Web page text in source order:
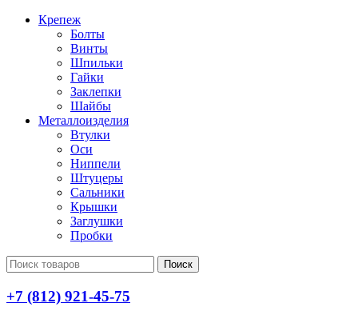
Крепеж
Болты
Винты
Шпильки
Гайки
Заклепки
Шайбы
Металлоизделия
Втулки
Оси
Ниппели
Штуцеры
Сальники
Крышки
Заглушки
Пробки
Поиск
+7 (812) 921-45-75